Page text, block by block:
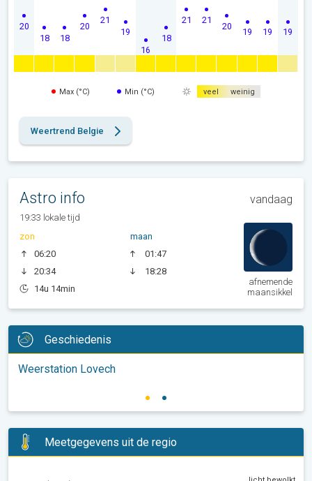
20
18 18
20
21
19
16
18
21 21
20
19 19 19
Max (°C) Min (°C) veel weinig
Weertrend Belgie
Astro info vandaag
19:33 lokale tijd
zon
06:20
20:34
14u 14min
maan
01:47
18:28
afnemende
maansikkel
Geschiedenis
Weerstation Lovech
Meetgegevens uit de regio